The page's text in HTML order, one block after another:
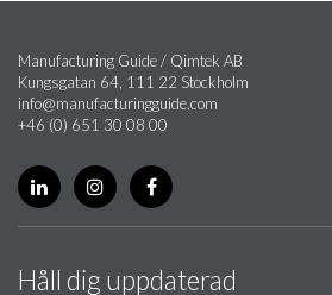
Manufacturing Guide / Qimtek AB
Kungsgatan 64, 111 22 Stockholm
info@manufacturingguide.com
+46 (0) 651 30 08 00
Håll dig uppdaterad